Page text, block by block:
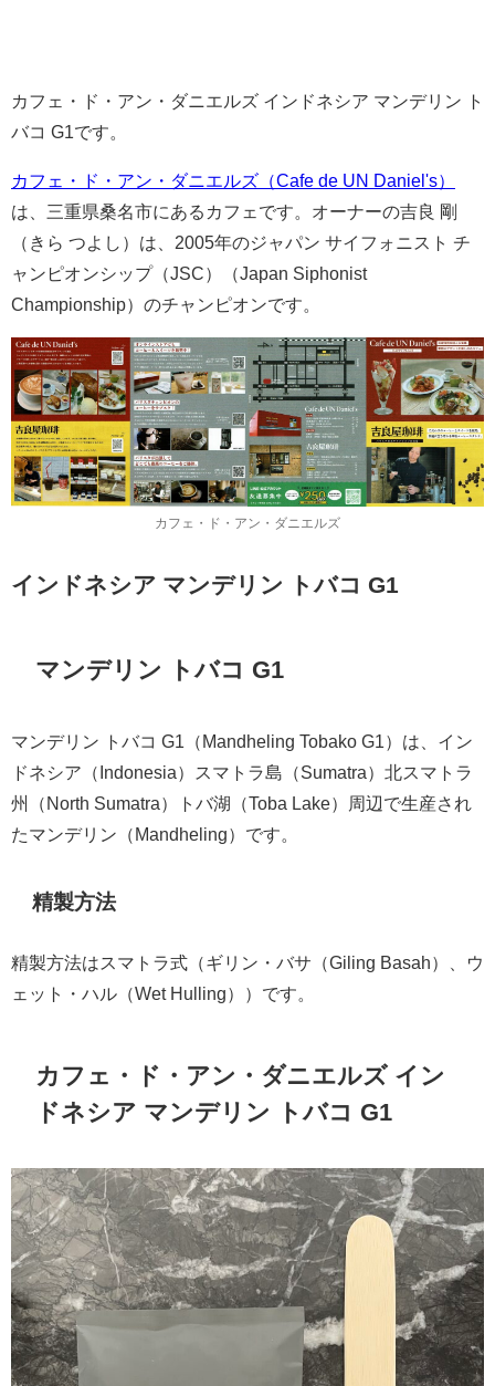
カフェ・ド・アン・ダニエルズ インドネシア マンデリン ト
バコ G1です。
カフェ・ド・アン・ダニエルズ（Cafe de UN Daniel's）
は、三重県桑名市にあるカフェです。オーナーの吉良 剛
（きら つよし）は、2005年のジャパン サイフォニスト チ
ャンピオンシップ（JSC）（Japan Siphonist
Championship）のチャンピオンです。
カフェ・ド・アン・ダニエルズ
インドネシア マンデリン トバコ G1
マンデリン トバコ G1
マンデリン トバコ G1（Mandheling Tobako G1）は、イン
ドネシア（Indonesia）スマトラ島（Sumatra）北スマトラ
州（North Sumatra）トバ湖（Toba Lake）周辺で生産され
たマンデリン（Mandheling）です。
精製方法
精製方法はスマトラ式（ギリン・バサ（Giling Basah）、ウ
ェット・ハル（Wet Hulling））です。
カフェ・ド・アン・ダニエルズ イン
ドネシア マンデリン トバコ G1